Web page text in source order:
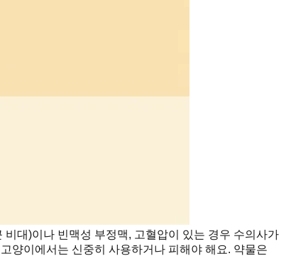
비대)이나 빈맥성 부정맥, 고혈압이 있는 경우 수의사가
양이에서는 신중히 사용하거나 피해야 해요. 약물은